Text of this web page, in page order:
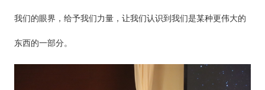
我们的眼界，给予我们力量，让我们认识到我们是某种更伟大的
东西的一部分。